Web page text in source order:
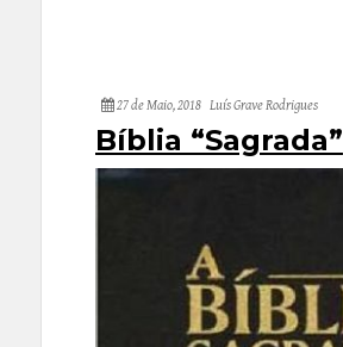
27 de Maio, 2018 Luís Grave Rodrigues
Bíblia “Sagrada”